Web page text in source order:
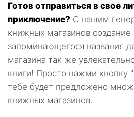
Готов отправиться в свое
приключение? С нашим
книжных магазинов создание
запоминающегося названия
магазина так же
книги! Просто нажми кнопку
тебе будет предложено
книжных магазинов.